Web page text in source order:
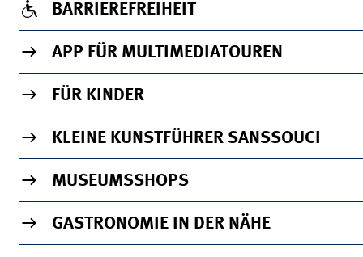
BARRIEREFREIHEIT
APP FÜR MULTIMEDIATOUREN
FÜR KINDER
KLEINE KUNSTFÜHRER SANSSOUCI
MUSEUMSSHOPS
GASTRONOMIE IN DER NÄHE